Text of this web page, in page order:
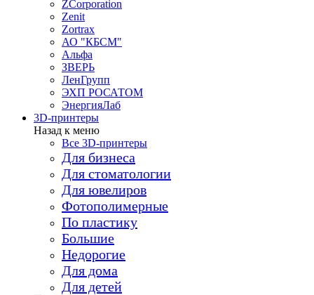
ZCorporation
Zenit
Zortrax
АО "КБСМ"
Альфа
ЗВЕРЬ
ЛенГрупп
ЭХП РОСАТОМ
ЭнергияЛаб
3D-принтеры
Назад к меню
Все 3D-принтеры
Для бизнеса
Для стоматологии
Для ювелиров
Фотополимерные
По пластику
Большие
Недорогие
Для дома
Для детей